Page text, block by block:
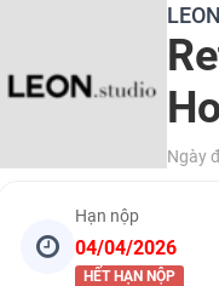
Ngày
Hạn nộp
04/04/2026
HẾT HẠN NỘP